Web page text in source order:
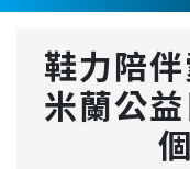
鞋力陪
米蘭公